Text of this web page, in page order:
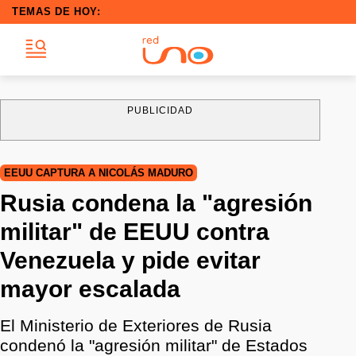
TEMAS DE HOY:
PUBLICIDAD
EEUU CAPTURA A NICOLÁS MADURO
Rusia condena la "agresión
militar" de EEUU contra
Venezuela y pide evitar
mayor escalada
El Ministerio de Exteriores de Rusia
condenó la "agresión militar" de Estados